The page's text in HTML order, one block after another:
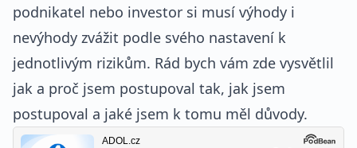
podnikatel nebo investor si musí výhody i
nevýhody zvážit podle svého nastavení k
jednotlivým rizikům. Rád bych vám zde vysvětlil
jak a proč jsem postupoval tak, jak jsem
postupoval a jaké jsem k tomu měl důvody.